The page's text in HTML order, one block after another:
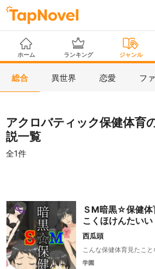
ホーム ランキング ジャンル
総合 異世界 恋愛 フ
アクロバティック保健体育
説一覧
全1件
ＳM暗黒☆保健体
こくほけんたいい
西瓜頭
こんな保健体育見たこと
学園